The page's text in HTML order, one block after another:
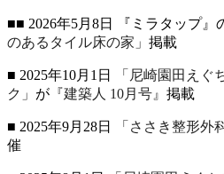
■■ 2026年5月8日 『ミラタップ』
のあるタイル床の家」 掲載
■ 2025年10月1日
「尼崎園田えぐ
ク」 が 『建築人 10月号』 掲載
■ 2025年9月28日 「ささき整形外
催